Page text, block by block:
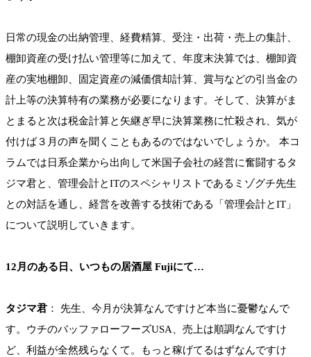
日常の現金の出納管理、経費精算、受注・出荷・売上の集計、
棚卸資産の受け払い管理等に加えて、年度末決算では、棚卸資
産の実地棚卸、固定資産の減価償却計算、賞与などの引当金の
計上等の決算特有の業務が必要になります。そして、決算がま
とまると次は税金計算と矢継ぎ早に決算業務に忙殺され、気が
付けば３月の声を聞くこともあるのではないでしょうか。 本コ
ラムでは日系企業から出向して米国子会社の経営に奮闘するタ
ジマ君と、管理会計とITのスペシャリストであるミゾグチ先生
との対話を通し、経営を改善する技術である「管理会計とIT」
について説明していきます。
12月のある日、いつもの居酒屋 Fujiにて…
タジマ君 ： 先生、今月が決算なんですけど本当に憂鬱なんで
す。ウチのバッファローフーズUSA、売上は順調なんですけ
ど、利益が全然残らなくて。もっと稼げてるはずなんですけ